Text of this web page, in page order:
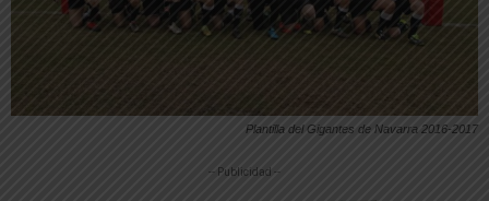
Plantilla del Gigantes de Navarra 2016-2017
-- Publicidad --